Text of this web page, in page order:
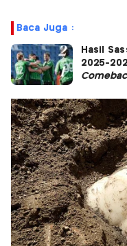
Baca Juga :
Hasil
2025-